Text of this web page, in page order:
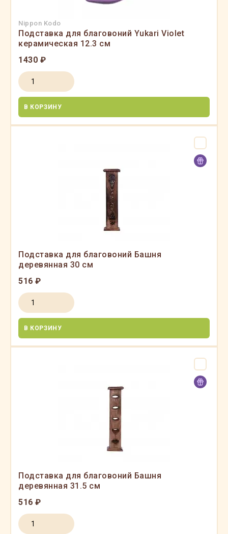
Nippon Kodo
Подставка для благовоний Yukari Violet
керамическая 12.3 см
1430 ₽
В КОРЗИНУ
Подставка для благовоний Башня
деревянная 30 см
516 ₽
В КОРЗИНУ
Подставка для благовоний Башня
деревянная 31.5 см
516 ₽